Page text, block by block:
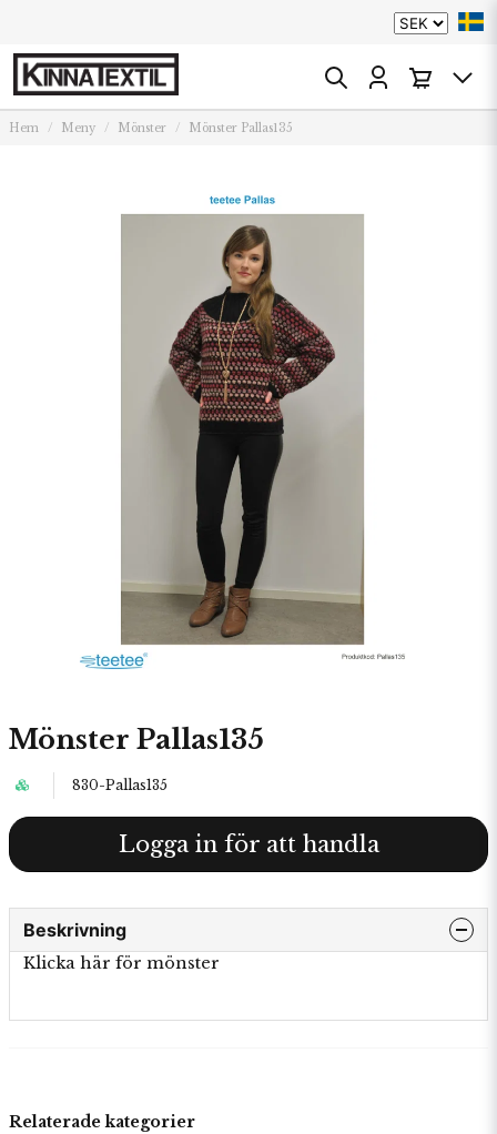
Hem Meny Mönster Mönster Pallas135
Mönster Pallas135
830-Pallas135
Logga in för att handla
Beskrivning
Klicka här för mönster
Relaterade kategorier